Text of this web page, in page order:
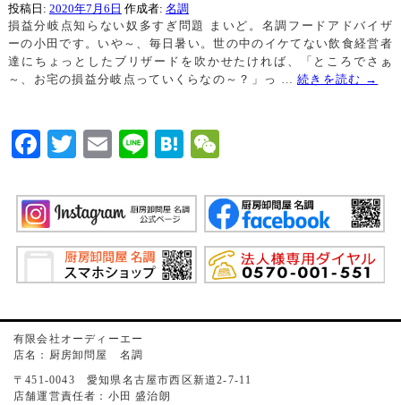
投稿日: 2020年7月6日 作成者: 名調
損益分岐点知らない奴多すぎ問題 まいど。名調フードアドバイザ
ーの小田です。いや～、毎日暑い。世の中のイケてない飲食経営者
達にちょっとしたブリザードを吹かせたければ、「ところでさぁ
～、お宅の損益分岐点っていくらなの～？」っ …続きを読む →
Facebook
TwitterEmailLineHatena
有限会社オーディーエー
店名：厨房卸問屋 名調
〒451-0043 愛知県名古屋市西区新道2-7-11
店舗運営責任者：小田 盛治朗